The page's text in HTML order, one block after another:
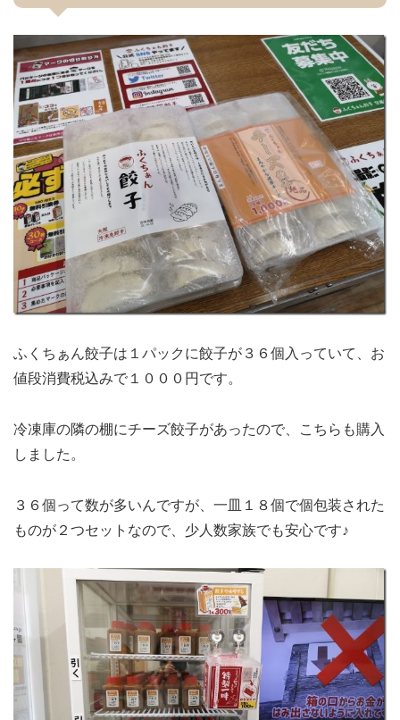
ふくちぁん餃子は１パックに餃子が３６個入っていて、お
値段消費税込みで１０００円です。
冷凍庫の隣の棚にチーズ餃子があったので、こちらも購入
しました。
３６個って数が多いんですが、一皿１８個で個包装された
ものが２つセットなので、少人数家族でも安心です♪